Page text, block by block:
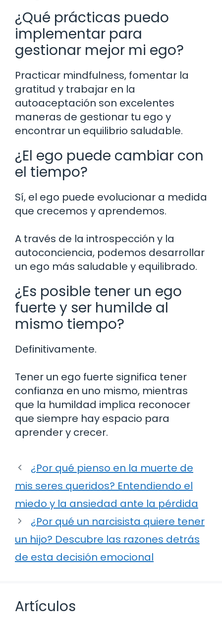
¿Qué prácticas puedo
implementar para
gestionar mejor mi ego?
Practicar mindfulness, fomentar la
gratitud y trabajar en la
autoaceptación son excelentes
maneras de gestionar tu ego y
encontrar un equilibrio saludable.
¿El ego puede cambiar con
el tiempo?
Sí, el ego puede evolucionar a medida
que crecemos y aprendemos.
A través de la introspección y la
autoconciencia, podemos desarrollar
un ego más saludable y equilibrado.
¿Es posible tener un ego
fuerte y ser humilde al
mismo tiempo?
Definitivamente.
Tener un ego fuerte significa tener
confianza en uno mismo, mientras
que la humildad implica reconocer
que siempre hay espacio para
aprender y crecer.
¿Por qué pienso en la muerte de
mis seres queridos? Entendiendo el
miedo y la ansiedad ante la pérdida
¿Por qué un narcisista quiere tener
un hijo? Descubre las razones detrás
de esta decisión emocional
Artículos